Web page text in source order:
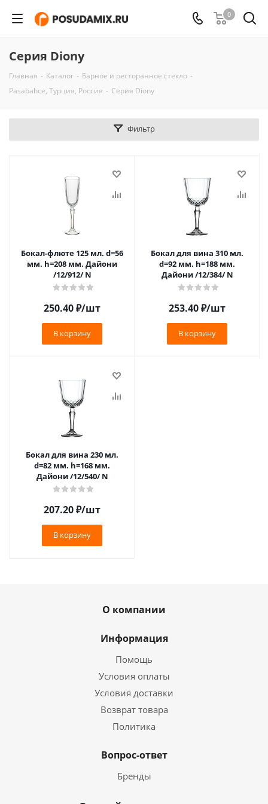
0
Серия Diony
Главная - Каталог - Барное и ресторанное стекло -
Pasabahce, Турция, Россия - Серия Diony
Фильтр
Бокал-флюте 125 мл. d=56
мм. h=208 мм. Дайони
/12/912/ N
250.40₽/шт
В корзину
Бокал для вина 310 мл.
d=92 мм. h=188 мм.
Дайони /12/384/ N
253.40₽/шт
В корзину
Бокал для вина 230 мл.
d=82 мм. h=168 мм.
Дайони /12/540/ N
207.20₽/шт
В корзину
О компании
Информация
Помощь
Условия оплаты
Условия доставки
Возврат товара
Политика
Вопрос-ответ
Бренды